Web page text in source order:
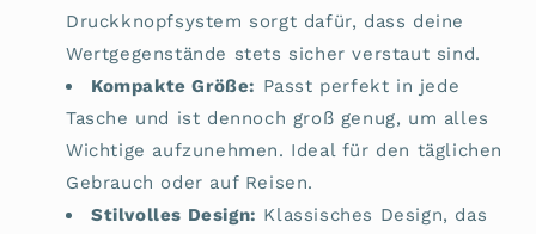
Druckknopfsystem sorgt dafür, dass deine
Wertgegenstände stets sicher verstaut sind.
Kompakte Größe: Passt perfekt in jede
Tasche und ist dennoch groß genug, um alles
Wichtige aufzunehmen. Ideal für den täglichen
Gebrauch oder auf Reisen.
Stilvolles Design: Klassisches Design, das